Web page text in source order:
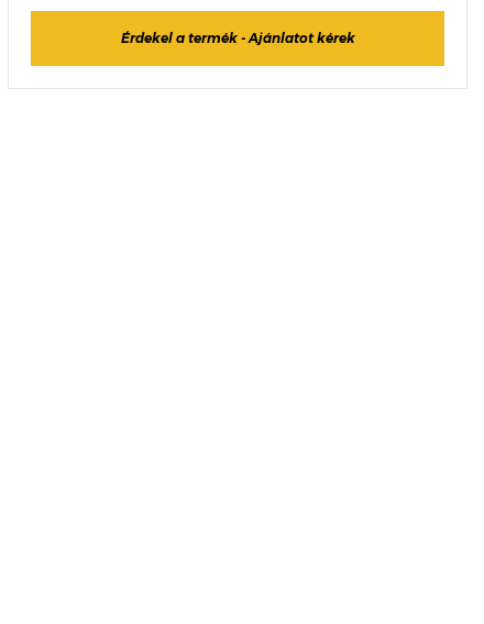
Érdekel a termék - Ajánlatot kérek